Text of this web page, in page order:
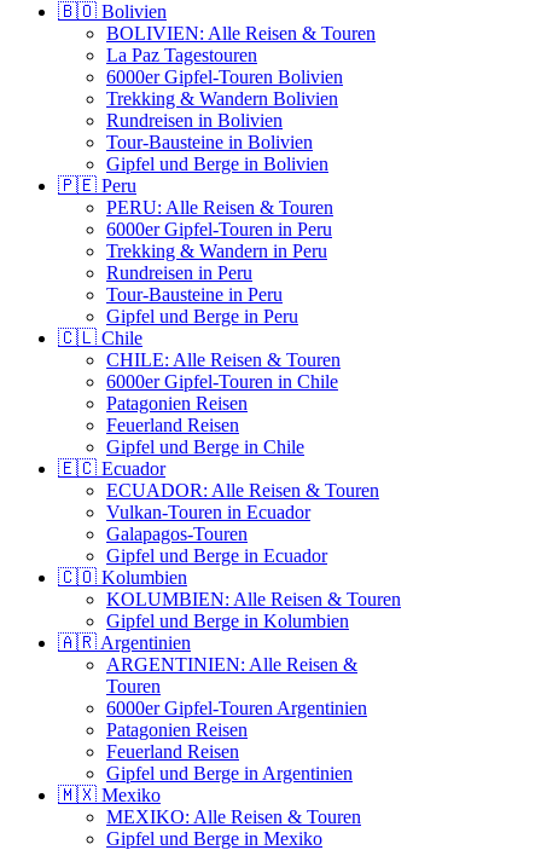
🇧🇴 Bolivien
BOLIVIEN: Alle Reisen & Touren
La Paz Tagestouren
6000er Gipfel-Touren Bolivien
Trekking & Wandern Bolivien
Rundreisen in Bolivien
Tour-Bausteine in Bolivien
Gipfel und Berge in Bolivien
🇵🇪 Peru
PERU: Alle Reisen & Touren
6000er Gipfel-Touren in Peru
Trekking & Wandern in Peru
Rundreisen in Peru
Tour-Bausteine in Peru
Gipfel und Berge in Peru
🇨🇱 Chile
CHILE: Alle Reisen & Touren
6000er Gipfel-Touren in Chile
Patagonien Reisen
Feuerland Reisen
Gipfel und Berge in Chile
🇪🇨 Ecuador
ECUADOR: Alle Reisen & Touren
Vulkan-Touren in Ecuador
Galapagos-Touren
Gipfel und Berge in Ecuador
🇨🇴 Kolumbien
KOLUMBIEN: Alle Reisen & Touren
Gipfel und Berge in Kolumbien
🇦🇷 Argentinien
ARGENTINIEN: Alle Reisen &
Touren
6000er Gipfel-Touren Argentinien
Patagonien Reisen
Feuerland Reisen
Gipfel und Berge in Argentinien
🇲🇽 Mexiko
MEXIKO: Alle Reisen & Touren
Gipfel und Berge in Mexiko